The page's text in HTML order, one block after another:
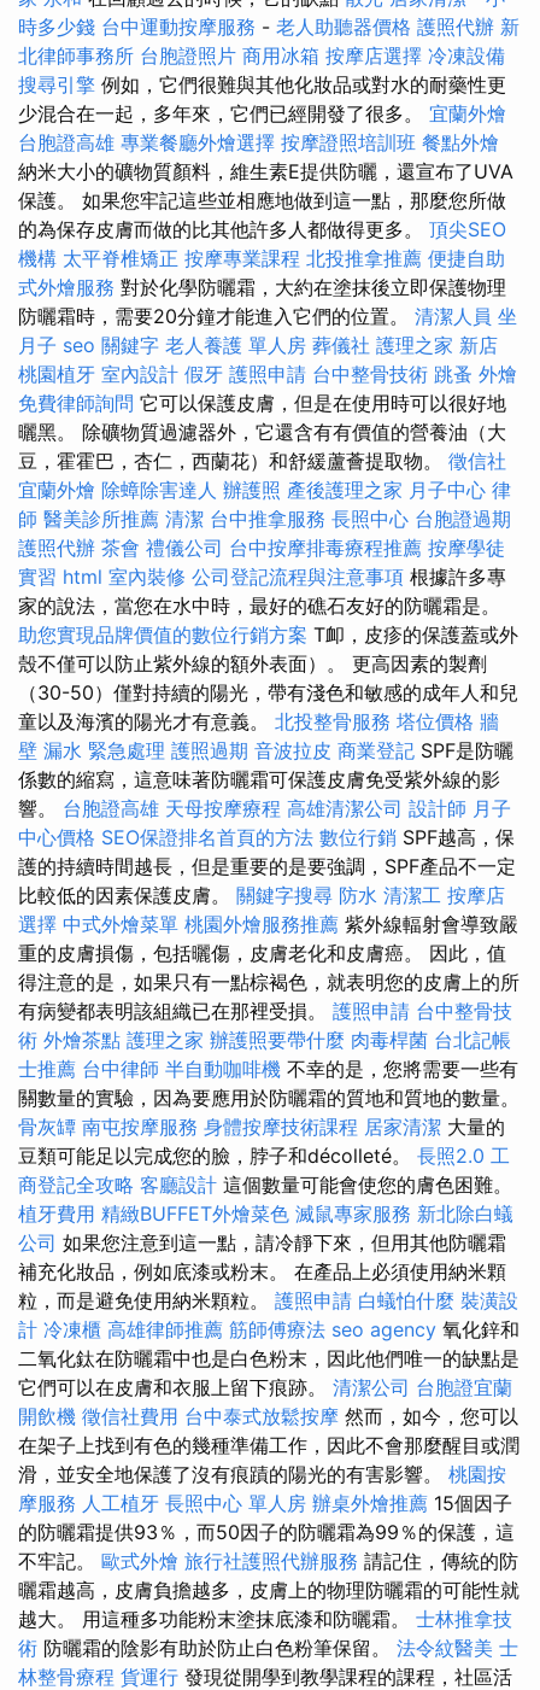
時多少錢 台中運動按摩服務 - 老人助聽器價格 護照代辦 新
北律師事務所 台胞證照片 商用冰箱 按摩店選擇 冷凍設備
搜尋引擎 例如，它們很難與其他化妝品或對水的耐藥性更
少混合在一起，多年來，它們已經開發了很多。 宜蘭外燴
台胞證高雄 專業餐廳外燴選擇 按摩證照培訓班 餐點外燴
納米大小的礦物質顏料，維生素E提供防曬，還宣布了UVA
保護。 如果您牢記這些並相應地做到這一點，那麼您所做
的為保存皮膚而做的比其他許多人都做得更多。 頂尖SEO
機構 太平脊椎矯正 按摩專業課程 北投推拿推薦 便捷自助
式外燴服務 對於化學防曬霜，大約在塗抹後立即保護物理
防曬霜時，需要20分鐘才能進入它們的位置。 清潔人員 坐
月子 seo 關鍵字 老人養護 單人房 葬儀社 護理之家 新店
桃園植牙 室內設計 假牙 護照申請 台中整骨技術 跳蚤 外燴
免費律師詢問 它可以保護皮膚，但是在使用時可以很好地
曬黑。 除礦物質過濾器外，它還含有有價值的營養油（大
豆，霍霍巴，杏仁，西蘭花）和舒緩蘆薈提取物。 徵信社
宜蘭外燴 除蟑除害達人 辦護照 產後護理之家 月子中心 律
師 醫美診所推薦 清潔 台中推拿服務 長照中心 台胞證過期
護照代辦 茶會 禮儀公司 台中按摩排毒療程推薦 按摩學徒
實習 html 室內裝修 公司登記流程與注意事項 根據許多專
家的說法，當您在水中時，最好的礁石友好的防曬霜是。
助您實現品牌價值的數位行銷方案 T卹，皮疹的保護蓋或外
殼不僅可以防止紫外線的額外表面）。 更高因素的製劑
（30-50）僅對持續的陽光，帶有淺色和敏感的成年人和兒
童以及海濱的陽光才有意義。 北投整骨服務 塔位價格 牆
壁 漏水 緊急處理 護照過期 音波拉皮 商業登記 SPF是防曬
係數的縮寫，這意味著防曬霜可保護皮膚免受紫外線的影
響。 台胞證高雄 天母按摩療程 高雄清潔公司 設計師 月子
中心價格 SEO保證排名首頁的方法 數位行銷 SPF越高，保
護的持續時間越長，但是重要的是要強調，SPF產品不一定
比較低的因素保護皮膚。 關鍵字搜尋 防水 清潔工 按摩店
選擇 中式外燴菜單 桃園外燴服務推薦 紫外線輻射會導致嚴
重的皮膚損傷，包括曬傷，皮膚老化和皮膚癌。 因此，值
得注意的是，如果只有一點棕褐色，就表明您的皮膚上的所
有病變都表明該組織已在那裡受損。 護照申請 台中整骨技
術 外燴茶點 護理之家 辦護照要帶什麼 肉毒桿菌 台北記帳
士推薦 台中律師 半自動咖啡機 不幸的是，您將需要一些有
關數量的實驗，因為要應用於防曬霜的質地和質地的數量。
骨灰罈 南屯按摩服務 身體按摩技術課程 居家清潔 大量的
豆類可能足以完成您的臉，脖子和décolleté。 長照2.0 工
商登記全攻略 客廳設計 這個數量可能會使您的膚色困難。
植牙費用 精緻BUFFET外燴菜色 滅鼠專家服務 新北除白蟻
公司 如果您注意到這一點，請冷靜下來，但用其他防曬霜
補充化妝品，例如底漆或粉末。 在產品上必須使用納米顆
粒，而是避免使用納米顆粒。 護照申請 白蟻怕什麼 裝潢設
計 冷凍櫃 高雄律師推薦 筋師傅療法 seo agency 氧化鋅和
二氧化鈦在防曬霜中也是白色粉末，因此他們唯一的缺點是
它們可以在皮膚和衣服上留下痕跡。 清潔公司 台胞證宜蘭
開飲機 徵信社費用 台中泰式放鬆按摩 然而，如今，您可以
在架子上找到有色的幾種準備工作，因此不會那麼醒目或潤
滑，並安全地保護了沒有痕蹟的陽光的有害影響。 桃園按
摩服務 人工植牙 長照中心 單人房 辦桌外燴推薦 15個因子
的防曬霜提供93％，而50因子的防曬霜為99％的保護，這
不牢記。 歐式外燴 旅行社護照代辦服務 請記住，傳統的防
曬霜越高，皮膚負擔越多，皮膚上的物理防曬霜的可能性就
越大。 用這種多功能粉末塗抹底漆和防曬霜。 士林推拿技
術 防曬霜的陰影有助於防止白色粉筆保留。 法令紋醫美 士
林整骨療程 貨運行 發現從開學到教學課程的課程，社區活